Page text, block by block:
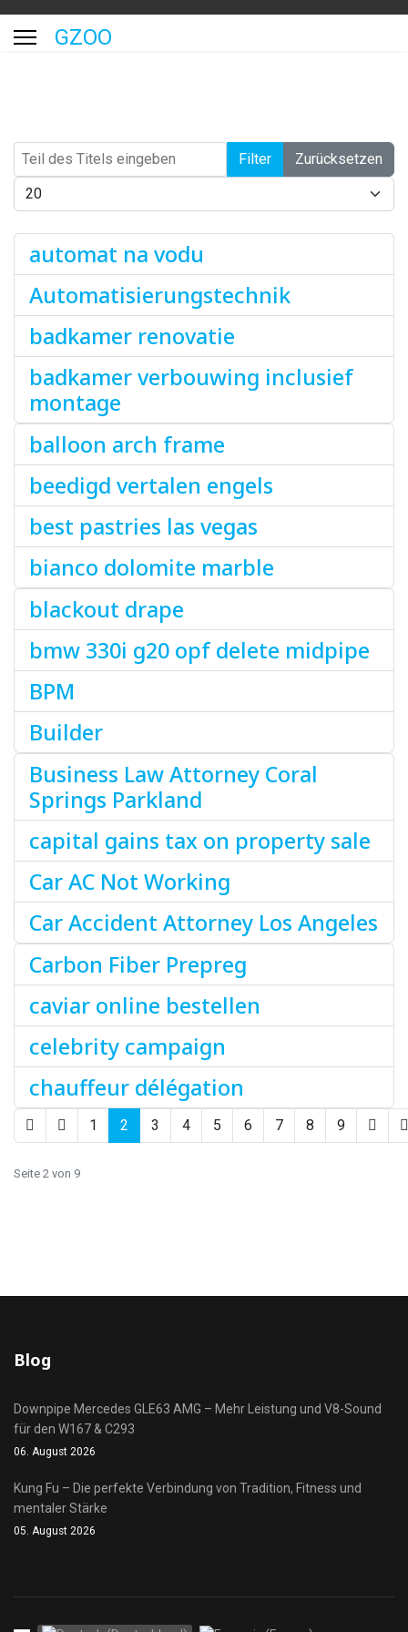
GZOO
Teil des Titels eingeben
Filter Zurücksetzen
Anzeige #
automat na vodu
Automatisierungstechnik
badkamer renovatie
badkamer verbouwing inclusief
montage
balloon arch frame
beedigd vertalen engels
best pastries las vegas
bianco dolomite marble
blackout drape
bmw 330i g20 opf delete midpipe
BPM
Builder
Business Law Attorney Coral
Springs Parkland
capital gains tax on property sale
Car AC Not Working
Car Accident Attorney Los Angeles
Carbon Fiber Prepreg
caviar online bestellen
celebrity campaign
chauffeur délégation
1 2 3 4 5 6 7 8 9
Seite 2 von 9
Blog
Downpipe Mercedes GLE63 AMG – Mehr Leistung und V8-Sound
für den W167 & C293
06. August 2026
Kung Fu – Die perfekte Verbindung von Tradition, Fitness und
mentaler Stärke
05. August 2026